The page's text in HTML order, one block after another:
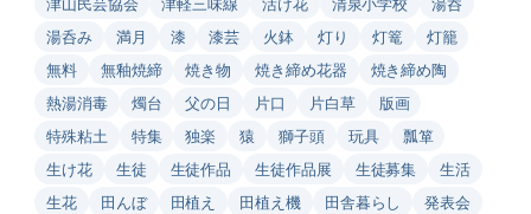
湯呑み
満月 漆 漆芸 火鉢 灯り 灯篭
灯籠
無料
無釉焼締 焼き物 焼き締め花器
焼き締め陶
熱湯消毒
燭台 父の日 片口 片白草
版画
特殊粘土
特集 独楽 猿 獅子頭 玩具
瓢箪
生け花
生徒 生徒作品 生徒作品展 生徒募集
生活
生花
田んぼ 田植え 田植え機 田舎暮らし
発表会